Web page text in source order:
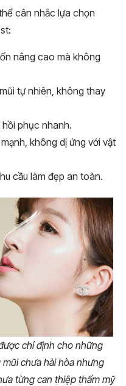
cân nhắc lựa chọn
nâng cao mà không
tự nhiên, không thay
phục nhanh.
không dị ứng với vật
cầu làm đẹp an toàn.
chỉ định cho những
chưa hài hòa nhưng
từng can thiệp thẩm mỹ